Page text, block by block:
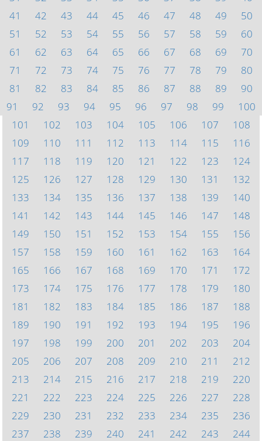
41
42 43 44 45 46 47 48 49
50
51
52 53 54 55 56 57 58 59
60
61
62 63 64 65 66 67 68 69
70
71
72 73 74 75 76 77 78 79
80
81
82 83 84 85 86 87 88 89
90
91
92 93 94 95 96 97 98 99
100
101
102 103 104 105 106 107
108
109
110 111 112 113 114 115
116
117
118 119 120 121 122 123
124
125
126 127 128 129 130 131
132
133
134 135 136 137 138 139
140
141
142 143 144 145 146 147
148
149
150 151 152 153 154 155
156
157
158 159 160 161 162 163
164
165
166 167 168 169 170 171
172
173
174 175 176 177 178 179
180
181
182 183 184 185 186 187
188
189
190 191 192 193 194 195
196
197
198 199 200 201 202 203
204
205
206 207 208 209 210 211
212
213
214 215 216 217 218 219
220
221
222 223 224 225 226 227
228
229
230 231 232 233 234 235
236
237
238 239 240 241 242 243
244